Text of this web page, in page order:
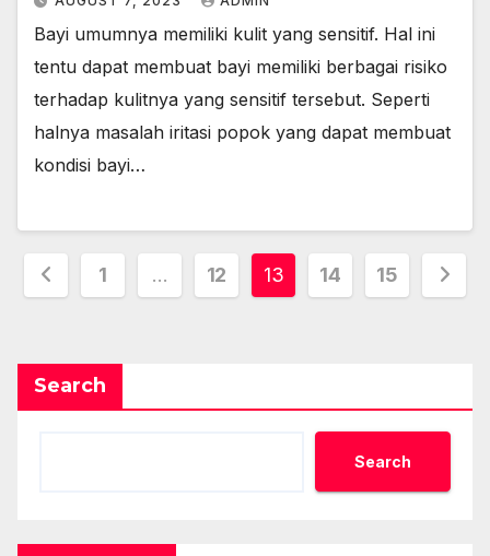
Bayi umumnya memiliki kulit yang sensitif. Hal ini
tentu dapat membuat bayi memiliki berbagai risiko
terhadap kulitnya yang sensitif tersebut. Seperti
halnya masalah iritasi popok yang dapat membuat
kondisi bayi…
Posts
1 … 12 13 14 15
Search
Search